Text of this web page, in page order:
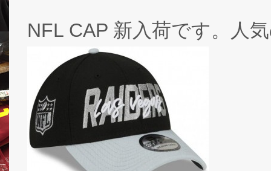
NFL CAP 新入荷です。人